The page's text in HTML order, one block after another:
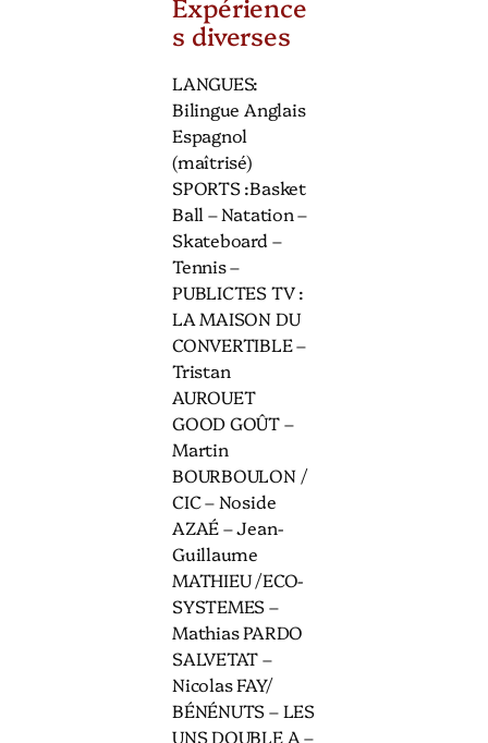
s diverses
LANGUES:
Bilingue Anglais
Espagnol
(maîtrisé)
SPORTS :Basket
Ball – Natation –
Skateboard –
Tennis –
PUBLICTES TV :
LA MAISON DU
CONVERTIBLE –
Tristan
AUROUET
GOOD GOÛT –
Martin
BOURBOULON /
CIC – Noside
AZAÉ – Jean-
Guillaume
MATHIEU /ECO-
SYSTEMES –
Mathias PARDO
SALVETAT –
Nicolas FAY/
BÉNÉNUTS – LES
UNS DOUBLE A –